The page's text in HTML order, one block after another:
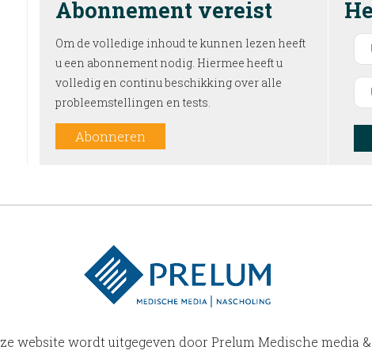
Abonnement vereist
Om de volledige inhoud te kunnen lezen heeft
u een abonnement nodig. Hiermee heeft u
volledig en continu beschikking over alle
probleemstellingen en tests.
Abonneren
website wordt uitgegeven door Prelum Medische media &